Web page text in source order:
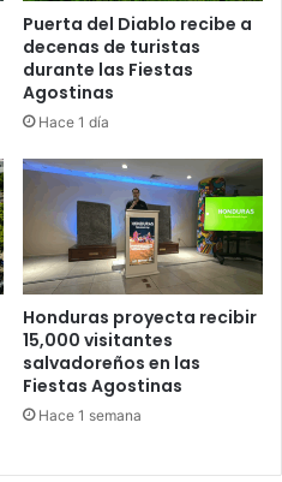
Puerta del Diablo recibe a
decenas de turistas
durante las Fiestas
Agostinas
Hace 1 día
Honduras proyecta recibir
15,000 visitantes
salvadoreños en las
Fiestas Agostinas
Hace 1 semana